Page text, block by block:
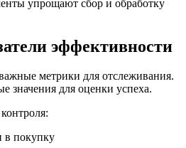
упрощают сбор и обработку
эффективности
метрики для отслеживания.
значения для оценки успеха.
в покупку